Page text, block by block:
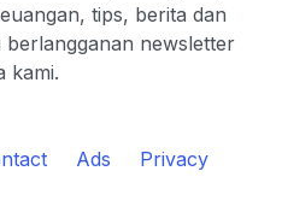
tips, berita dan
berlangganan newsletter
kami.
Ads Privacy